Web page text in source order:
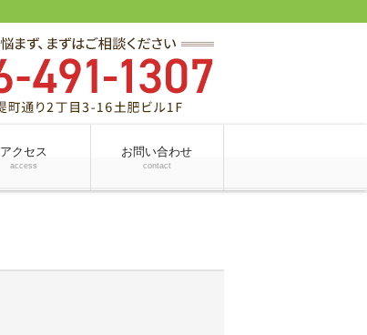
アクセス
access
お問い合わせ
contact